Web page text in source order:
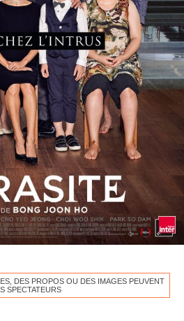
DES PROPOS OU DES IMAGES PEUVENT
SPECTATEURS